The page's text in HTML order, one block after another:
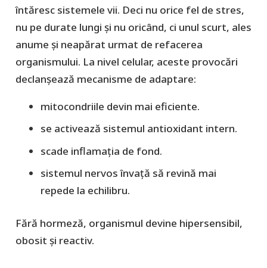
întăresc sistemele vii. Deci nu orice fel de stres,
nu pe durate lungi şi nu oricând, ci unul scurt, ales
anume şi neapărat urmat de refacerea
organismului. La nivel celular, aceste provocări
declanșează mecanisme de adaptare:
mitocondriile devin mai eficiente.
se activează sistemul antioxidant intern.
scade inflamația de fond.
sistemul nervos învață să revină mai
repede la echilibru.
Fără hormeză, organismul devine hipersensibil,
obosit şi reactiv.